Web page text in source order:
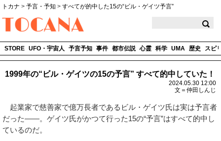
トカナ > 予言・予知 > すべてが的中した15の“ビル・ゲイツ予言”
STORE UFO・宇宙人 予言予知 事件 都市伝説 心霊 科学 UMA 歴史 スピ
1999年の“ビル・ゲイツの15の予言” すべて的中していた！
2024.05.30 12:00
文＝仲田しんじ
起業家で慈善家で億万長者であるビル・ゲイツ氏は実は予言者
だった――。ゲイツ氏がかつて行った15の“予言”はすべて的中し
ているのだ。